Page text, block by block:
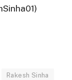
Rakesh Sinha